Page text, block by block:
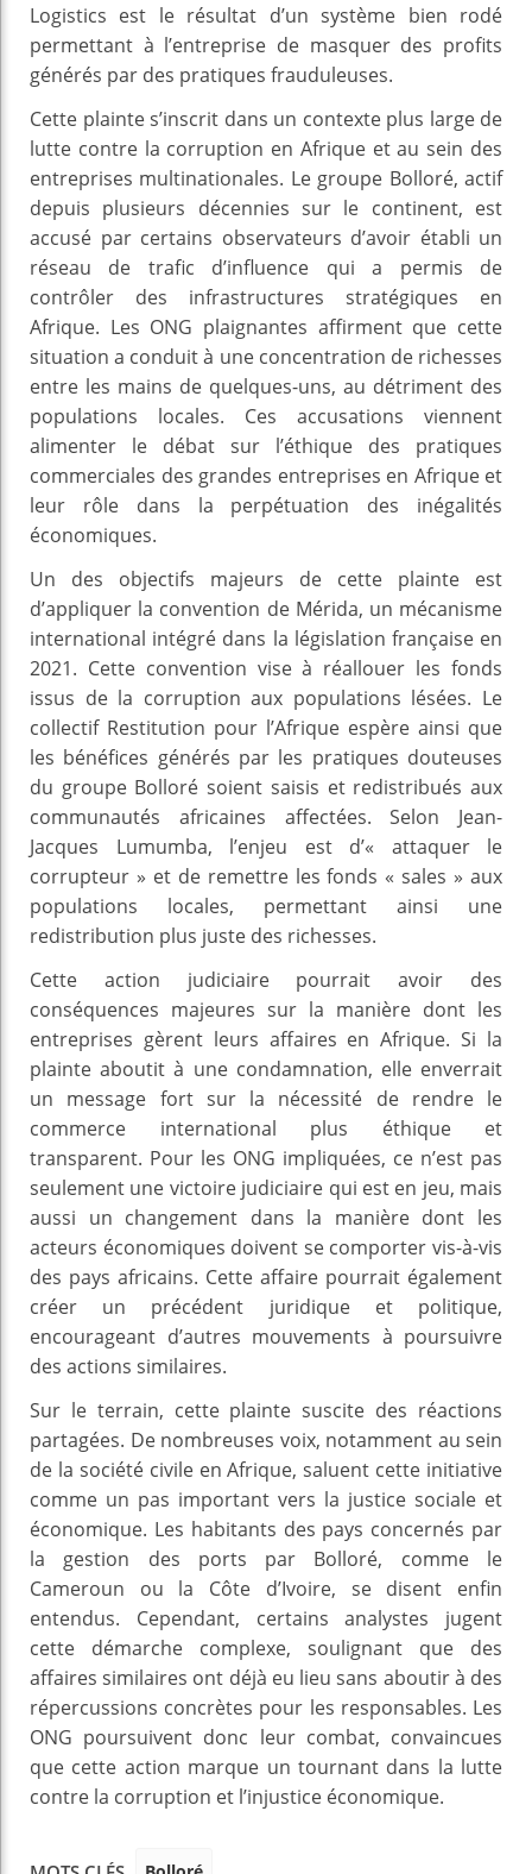
Logistics est le résultat d’un système bien rodé
permettant à l’entreprise de masquer des profits
générés par des pratiques frauduleuses.
Cette plainte s’inscrit dans un contexte plus large de
lutte contre la corruption en Afrique et au sein des
entreprises multinationales. Le groupe Bolloré, actif
depuis plusieurs décennies sur le continent, est
accusé par certains observateurs d’avoir établi un
réseau de trafic d’influence qui a permis de
contrôler des infrastructures stratégiques en
Afrique. Les ONG plaignantes affirment que cette
situation a conduit à une concentration de richesses
entre les mains de quelques-uns, au détriment des
populations locales. Ces accusations viennent
alimenter le débat sur l’éthique des pratiques
commerciales des grandes entreprises en Afrique et
leur rôle dans la perpétuation des inégalités
économiques.
Un des objectifs majeurs de cette plainte est
d’appliquer la convention de Mérida, un mécanisme
international intégré dans la législation française en
2021. Cette convention vise à réallouer les fonds
issus de la corruption aux populations lésées. Le
collectif Restitution pour l’Afrique espère ainsi que
les bénéfices générés par les pratiques douteuses
du groupe Bolloré soient saisis et redistribués aux
communautés africaines affectées. Selon Jean-
Jacques Lumumba, l’enjeu est d’« attaquer le
corrupteur » et de remettre les fonds « sales » aux
populations locales, permettant ainsi une
redistribution plus juste des richesses.
Cette action judiciaire pourrait avoir des
conséquences majeures sur la manière dont les
entreprises gèrent leurs affaires en Afrique. Si la
plainte aboutit à une condamnation, elle enverrait
un message fort sur la nécessité de rendre le
commerce international plus éthique et
transparent. Pour les ONG impliquées, ce n’est pas
seulement une victoire judiciaire qui est en jeu, mais
aussi un changement dans la manière dont les
acteurs économiques doivent se comporter vis-à-vis
des pays africains. Cette affaire pourrait également
créer un précédent juridique et politique,
encourageant d’autres mouvements à poursuivre
des actions similaires.
Sur le terrain, cette plainte suscite des réactions
partagées. De nombreuses voix, notamment au sein
de la société civile en Afrique, saluent cette initiative
comme un pas important vers la justice sociale et
économique. Les habitants des pays concernés par
la gestion des ports par Bolloré, comme le
Cameroun ou la Côte d’Ivoire, se disent enfin
entendus. Cependant, certains analystes jugent
cette démarche complexe, soulignant que des
affaires similaires ont déjà eu lieu sans aboutir à des
répercussions concrètes pour les responsables. Les
ONG poursuivent donc leur combat, convaincues
que cette action marque un tournant dans la lutte
contre la corruption et l’injustice économique.